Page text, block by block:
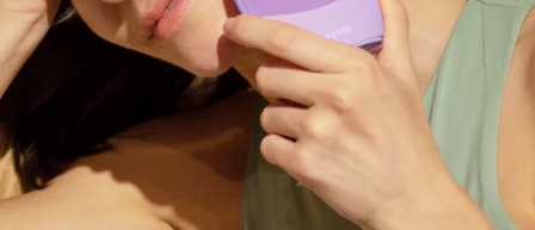
Meus aparelhos
Meus pedidos
Meus endereços
As minhas subscrições
FAQ™ Pure Beauty-Tech Elixir
issa™ Teeth Whitening Set
English Deutsch
Español
Français
Italiano
Português
Svenska
Русский
Türkçe
简体中文 繁體中文